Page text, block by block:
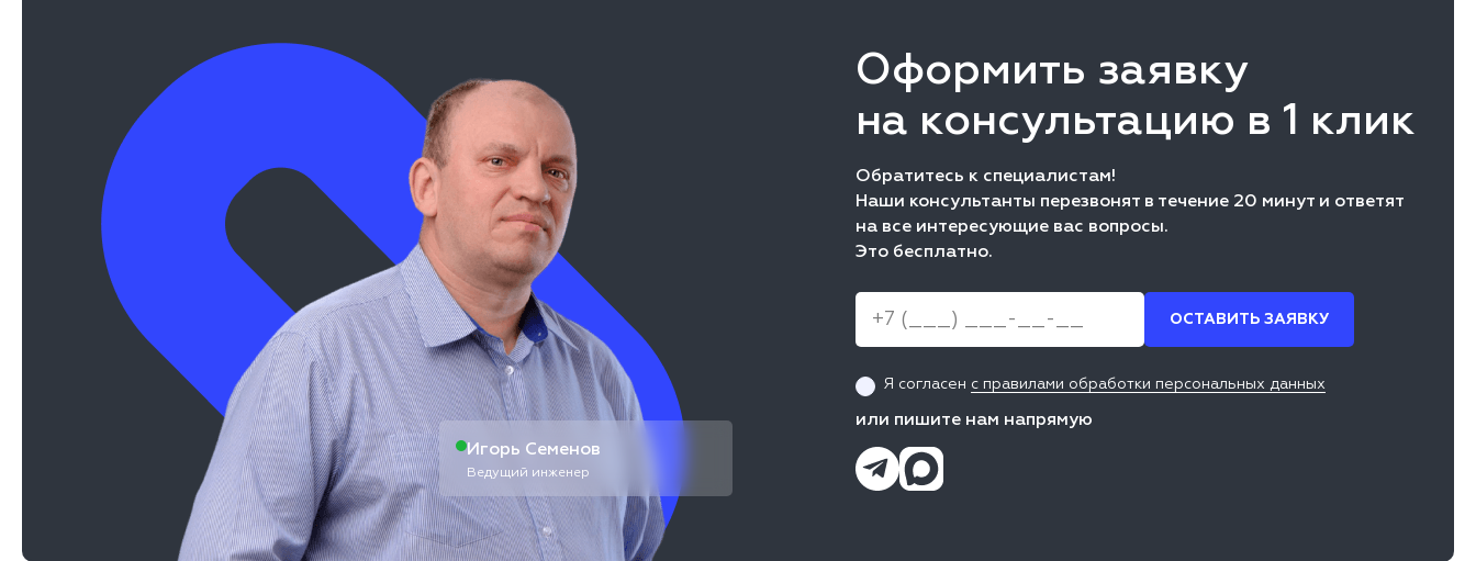
Игорь Семенов
Ведущий инженер
Оформить заявку
на консультацию в 1 клик
Обратитесь к специалистам!
Наши консультанты перезвонят в течение 20 минут и ответят
на все интересующие вас вопросы.
Это бесплатно.
ОСТАВИТЬ ЗАЯВКУ
Я согласен с правилами обработки персональных данных
или пишите нам напрямую